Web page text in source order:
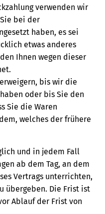
verwenden wir
bei der
haben, es sei
etwas anderes
Ihnen wegen dieser
bis wir die
oder bis Sie den
Sie die Waren
welches der frühere
und in jedem Fall
ab dem Tag, an dem
Vertrags unterrichten,
übergeben. Die Frist ist
Ablauf der Frist von